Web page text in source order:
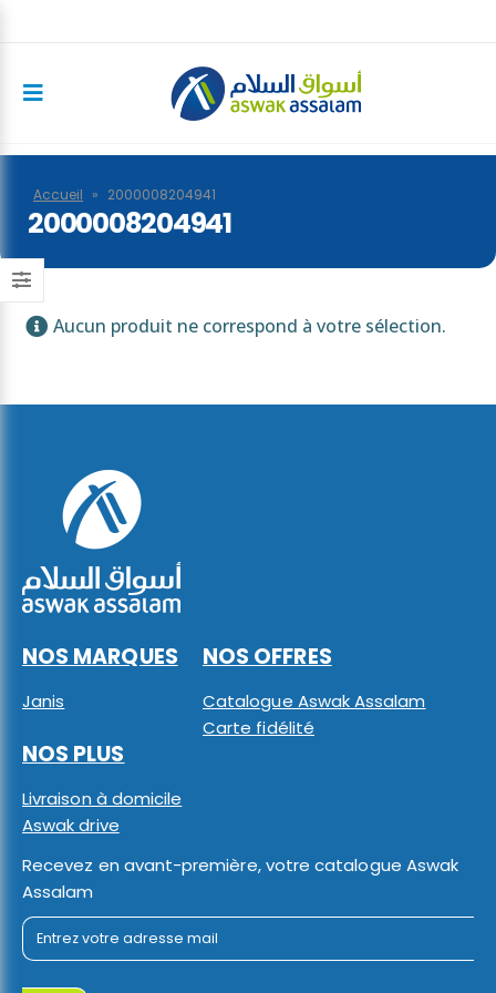
Accueil » 2000008204941
2000008204941
Aucun produit ne correspond à votre sélection.
NOS MARQUES
Janis
NOS OFFRES
Catalogue Aswak Assalam
Carte fidélité
NOS PLUS
Livraison à domicile
Aswak drive
Recevez en avant-première, votre catalogue Aswak
Assalam